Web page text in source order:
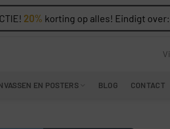
20% korting op alles! Eindigt over:
EN POSTERS BLOG CONTACT